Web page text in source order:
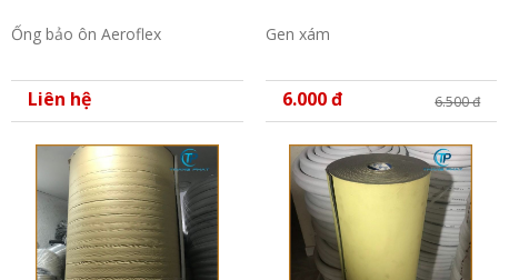
Ống bảo ôn Aeroflex
Liên hệ
Gen xám
6.000 đ 6.500 đ